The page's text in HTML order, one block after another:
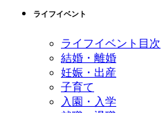
ライフイベント
ライフイベント目次
結婚・離婚
妊娠・出産
子育て
入園・入学